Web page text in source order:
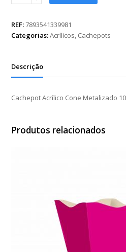
Metalizado
10,5cmx10,5cm
REF:7893541339981
Categorias:Acrílicos, Cachepots
Descrição
Cachepot Acrílico Cone Metalizado
Produtos relacionados